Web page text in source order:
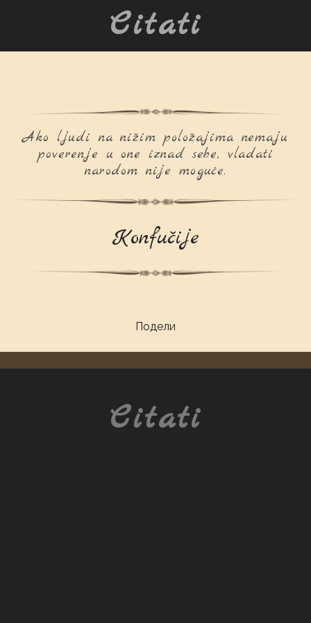
Citati
Ako ljudi na nižim položajima nemaju
poverenje u one iznad sebe, vladati
narodom nije moguće.
Konfučije
Подели
Citati